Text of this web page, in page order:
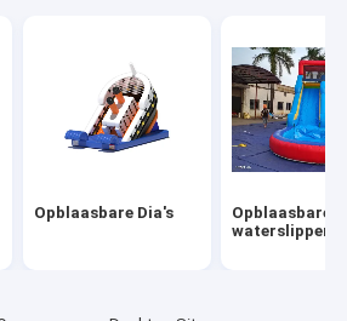
Opblaasbare Dia's
Opblaasbare
waterslippen